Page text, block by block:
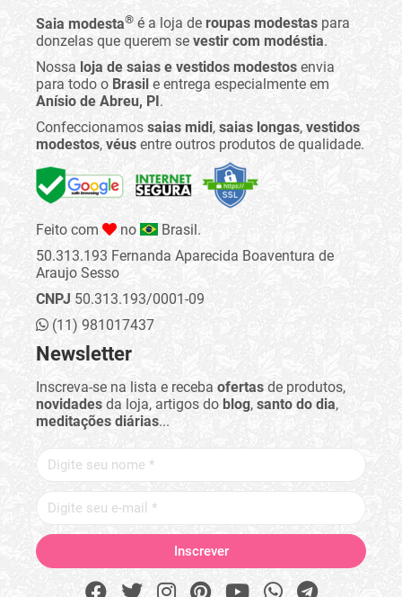
Saia modesta® é a loja de roupas modestas para
donzelas que querem se vestir com modéstia.
Nossa loja de saias e vestidos modestos envia
para todo o Brasil e entrega especialmente em
Anísio de Abreu, PI.
Confeccionamos saias midi, saias longas, vestidos
modestos, véus entre outros produtos de qualidade.
Feito com no
Brasil.
50.313.193 Fernanda Aparecida Boaventura de
Araujo Sesso
CNPJ 50.313.193/0001-09
(11) 981017437
Newsletter
Inscreva-se na lista e receba ofertas de produtos,
novidades da loja, artigos do blog, santo do dia,
meditações diárias...